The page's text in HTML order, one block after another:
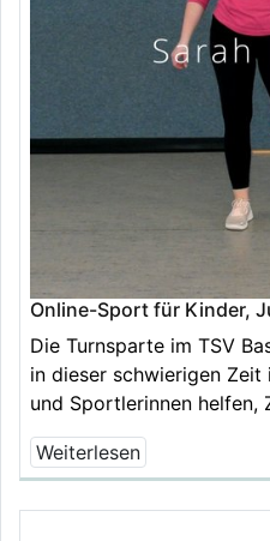
Online-Sport für Kinder,
Die Turnsparte im TSV
in dieser schwierigen
und Sportlerinnen helfen,
Weiterlesen